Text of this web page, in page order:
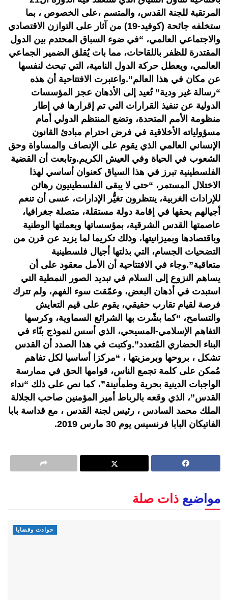
المرتقبة للجنة القدس، والمتسم ،على الخصوص ، بما
ستخلفه جائحة (كوفيد-19) من آثار على التوازن الاقتصادي
والاجتماعي العالمي، “في ضوء السباق المحتدم بين الدول
المقتدرة للظفر باللقاحات، مما بات يُقلق الضمير الجماعي
العالمي، ويعطل حركة الدول النامية، التي تبحث لنفسها
عن مكان في هذا العالم”.واعتبرت الافتتاحية أن هذه
“رسالة غير ودية” تُعيد إلى الأذهان عجز المؤسسات
الدولية عن تنفيذ القرارات التي تم إقرارها في إطار
منظومة الأمم المتحدة، وتضع المنتظم الدولي أمام
مسؤولياته الأخلاقية في فرض احترام مبادئ القانون
الإنساني العالمي الذي يقوم على الإنصاف والمساواة وحق
الشعوب في الحياة وفي العيش الكريم.وتابعت أن القضية
الفلسطينية تبرز في هذا السياق كعنوان أساسي لهذا
الاختلال المستمر، “حتى لا يبقى الفلسطينيون رهائن
للإرادات الغربية، ينتظرون تغيُّر الإدارات، عسى أن تنعم
أجيالهم بحقها في إقامة دولة مستقلة، متصلة جغرافيا،
عاصمتها القدس الشرقية، بمؤسساتها وبعملتها الوطنية
وباقتصادها وبميزانيتها، وذلك تكريما لما يزيد عن قرن من
التضحيات الجسام، التي بذلتها أجيال فلسطينية
متعاقبة”.وجاء في الافتتاحية أن الأمل معقود على أن
يساهم النزوع إلى السلام في تبديد الصور النمطية التي
استبدت في أذهان البعض، وعمّقت سوء الفهم، ولم تترك
فرصة لقيام تقارب حقيقي، يقوم على قيم التعايش
والتسامح، “كما بشّرت بها الشرائع السماوية، وكرسها
التفاهم الإسلامي-المسيحي، الذي أسس لنموذج بنّاء في
البناء الحضاري المُتعدد”.وكتبت في هذا الصدد أن القدس
تشكل ، بروحها وبرمزيتها ، “مركزا أساسيا لكل تفاهم
مُمكن على كلمة تجمع الناس، قوامها الحق في ممارسة
الواجبات الدينية بحرية وطمأنينة”، كما نص على ذلك “نداء
القدس”، الذي وقعه بالرباط أمير المؤمنين صاحب الجلالة
الملك محمد السادس ، رئيس لجنة القدس ، مع قداسة بابا
الفاتيكان البابا فرنسيس يوم 30 مارس 2019.
مواضيع ذات صلة
حوادث وقضايا